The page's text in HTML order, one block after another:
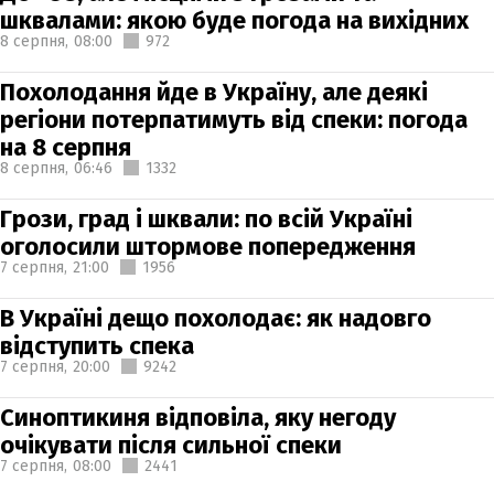
шквалами: якою буде погода на вихідних
8 серпня, 08:00 972
Похолодання йде в Україну, але деякі
регіони потерпатимуть від спеки: погода
на 8 серпня
8 серпня, 06:46 1332
Грози, град і шквали: по всій Україні
оголосили штормове попередження
7 серпня, 21:00 1956
В Україні дещо похолодає: як надовго
відступить спека
7 серпня, 20:00 9242
Синоптикиня відповіла, яку негоду
очікувати після сильної спеки
7 серпня, 08:00 2441